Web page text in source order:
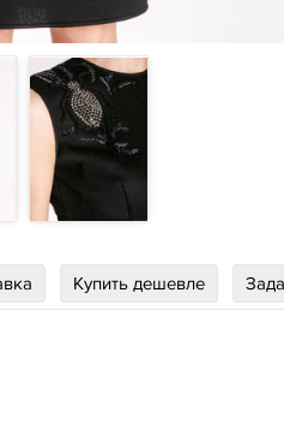
Купить дешевле